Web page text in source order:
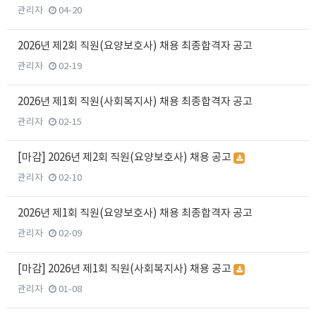
관리자 04-20
2026년 제2회 직원(요양보호사) 채용 최종합격자 공고
관리자 02-19
2026년 제1회 직원(사회복지사) 채용 최종합격자 공고
관리자 02-15
[마감] 2026년 제2회 직원(요양보호사) 채용 공고
관리자 02-10
2026년 제1회 직원(요양보호사) 채용 최종합격자 공고
관리자 02-09
[마감] 2026년 제1회 직원(사회복지사) 채용 공고
관리자 01-08